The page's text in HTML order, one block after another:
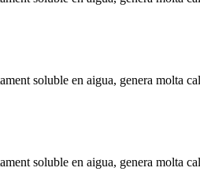
soluble en aigua, genera molta
soluble en aigua, genera molta